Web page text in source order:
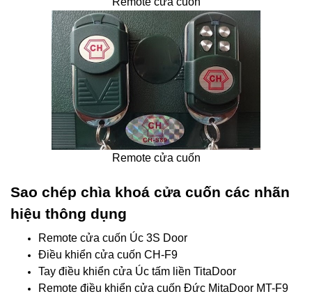
Remote cửa cuốn
Sao chép chìa khoá cửa cuốn các nhãn
hiệu thông dụng
Remote cửa cuốn Úc 3S Door
Điều khiển cửa cuốn CH-F9
Tay điều khiển cửa Úc tấm liền TitaDoor
Remote điều khiển cửa cuốn Đức MitaDoor MT-F9